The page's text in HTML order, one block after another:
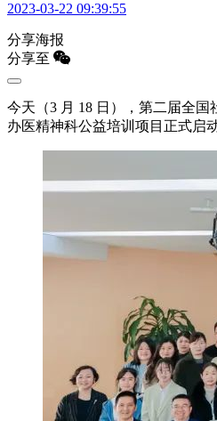
2023-03-22 09:39:55
分享海报
分享至
今天（3 月 18 日），第二届全
办医精神科公益培训项目正式启动